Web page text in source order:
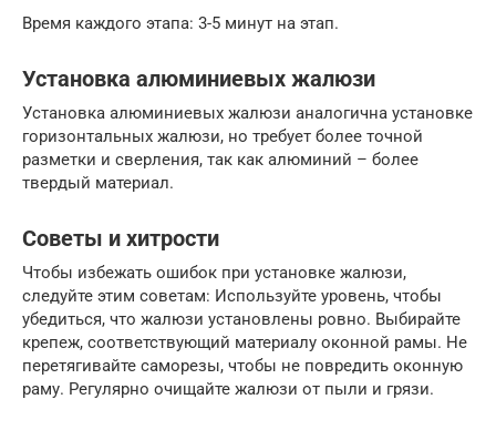
Время каждого этапа: 3-5 минут на этап.
Установка алюминиевых жалюзи
Установка алюминиевых жалюзи аналогична установке
горизонтальных жалюзи, но требует более точной
разметки и сверления, так как алюминий – более
твердый материал.
Советы и хитрости
Чтобы избежать ошибок при установке жалюзи,
следуйте этим советам: Используйте уровень, чтобы
убедиться, что жалюзи установлены ровно. Выбирайте
крепеж, соответствующий материалу оконной рамы. Не
перетягивайте саморезы, чтобы не повредить оконную
раму. Регулярно очищайте жалюзи от пыли и грязи.